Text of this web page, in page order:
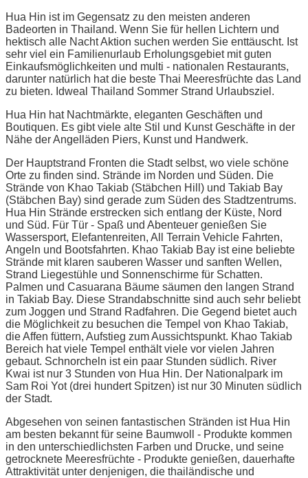
Hua Hin ist im Gegensatz zu den meisten anderen
Badeorten in Thailand. Wenn Sie für hellen Lichtern und
hektisch alle Nacht Aktion suchen werden Sie enttäuscht. Ist
sehr viel ein Familienurlaub Erholungsgebiet mit guten
Einkaufsmöglichkeiten und multi - nationalen Restaurants,
darunter natürlich hat die beste Thai Meeresfrüchte das Land
zu bieten. Idweal Thailand Sommer Strand Urlaubsziel.
Hua Hin hat Nachtmärkte, eleganten Geschäften und
Boutiquen. Es gibt viele alte Stil und Kunst Geschäfte in der
Nähe der Angelläden Piers, Kunst und Handwerk.
Der Hauptstrand Fronten die Stadt selbst, wo viele schöne
Orte zu finden sind. Strände im Norden und Süden. Die
Strände von Khao Takiab (Stäbchen Hill) und Takiab Bay
(Stäbchen Bay) sind gerade zum Süden des Stadtzentrums.
Hua Hin Strände erstrecken sich entlang der Küste, Nord
und Süd. Für Tür - Spaß und Abenteuer genießen Sie
Wassersport, Elefantenreiten, All Terrain Vehicle Fahrten,
Angeln und Bootsfahrten. Khao Takiab Bay ist eine beliebte
Strände mit klaren sauberen Wasser und sanften Wellen,
Strand Liegestühle und Sonnenschirme für Schatten.
Palmen und Casuarana Bäume säumen den langen Strand
in Takiab Bay. Diese Strandabschnitte sind auch sehr beliebt
zum Joggen und Strand Radfahren. Die Gegend bietet auch
die Möglichkeit zu besuchen die Tempel von Khao Takiab,
die Affen füttern, Aufstieg zum Aussichtspunkt. Khao Takiab
Bereich hat viele Tempel enthält viele vor vielen Jahren
gebaut. Schnorcheln ist ein paar Stunden südlich. River
Kwai ist nur 3 Stunden von Hua Hin. Der Nationalpark im
Sam Roi Yot (drei hundert Spitzen) ist nur 30 Minuten südlich
der Stadt.
Abgesehen von seinen fantastischen Stränden ist Hua Hin
am besten bekannt für seine Baumwoll - Produkte kommen
in den unterschiedlichsten Farben und Drucke, und seine
getrocknete Meeresfrüchte - Produkte genießen, dauerhafte
Attraktivität unter denjenigen, die thailändische und